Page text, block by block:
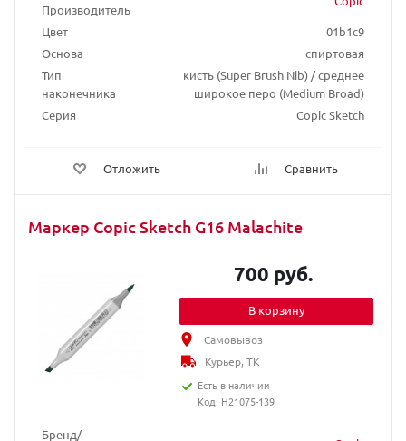
Производитель
Цвет
01b1c9
Основа
спиртовая
Тип
наконечника
кисть (Super Brush Nib) / среднее
широкое перо (Medium Broad)
Серия
Copic Sketch
Отложить Сравнить
Маркер Copic Sketch G16 Malachite
Бренд/
700 руб.
В корзину
Самовывоз
Курьер, ТК
Есть в наличии
Код: H21075-139